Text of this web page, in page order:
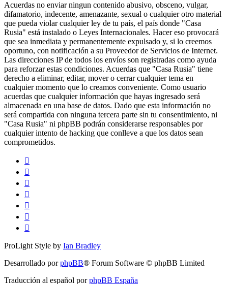
Acuerdas no enviar ningun contenido abusivo, obsceno, vulgar,
difamatorio, indecente, amenazante, sexual o cualquier otro material
que pueda violar cualquier ley de tu país, el país donde "Casa
Rusia" está instalado o Leyes Internacionales. Hacer eso provocará
que sea inmediata y permanentemente expulsado y, si lo creemos
oportuno, con notificación a su Proveedor de Servicios de Internet.
Las direcciones IP de todos los envíos son registradas como ayuda
para reforzar estas condiciones. Acuerdas que "Casa Rusia" tiene
derecho a eliminar, editar, mover o cerrar cualquier tema en
cualquier momento que lo creamos conveniente. Como usuario
acuerdas que cualquier información que hayas ingresado será
almacenada en una base de datos. Dado que esta información no
será compartida con ninguna tercera parte sin tu consentimiento, ni
"Casa Rusia" ni phpBB podrán considerarse responsables por
cualquier intento de hacking que conlleve a que los datos sean
comprometidos.
ProLight Style by Ian Bradley
Desarrollado porphpBB® Forum Software © phpBB Limited
Traducción al español porphpBB España